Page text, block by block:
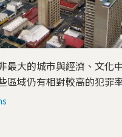
最大的城市與經濟、文化
區域仍有相對較高的犯罪